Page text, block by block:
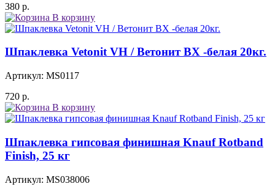
380 р.
В корзину
Шпаклевка Vetonit VH / Ветонит ВХ -белая 20кг.
Артикул: MS0117
720 р.
В корзину
Шпаклевка гипсовая финишная Knauf Rotband
Finish, 25 кг
Артикул: MS038006